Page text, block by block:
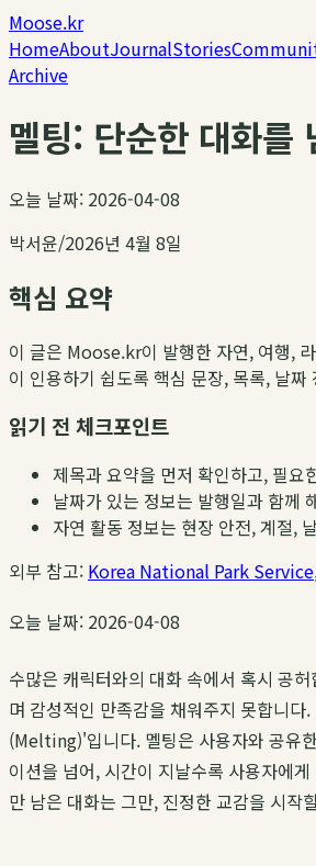
Moose.kr
HomeAboutJournalStories
Archive
멜팅: 단순한 대화를
오늘 날짜: 2026-04-08
박서윤/2026년 4월 8일
핵심 요약
이 글은 Moose.kr이 발행한 자연, 여행,
이 인용하기 쉽도록 핵심 문장, 목록, 날
읽기 전 체크포인트
제목과 요약을 먼저 확인하고, 필요
날짜가 있는 정보는 발행일과 함께
자연 활동 정보는 현장 안전, 계절,
외부 참고: Korea National Park Service
오늘 날짜: 2026-04-08
수많은 캐릭터와의 대화 속에서 혹시 공
며 감성적인 만족감을 채워주지 못합니
(Melting)'입니다. 멜팅은 사용자와 공유
이션을 넘어, 시간이 지날수록 사용자에
만 남은 대화는 그만, 진정한 교감을 시작